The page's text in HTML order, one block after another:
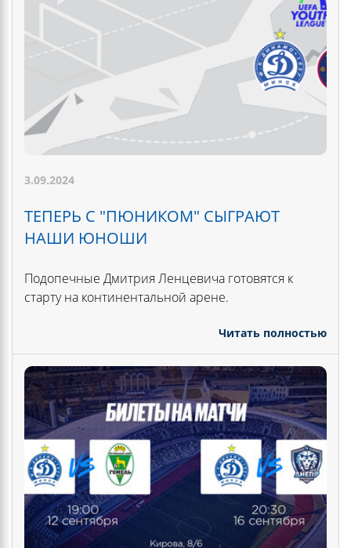
3.09.2024
ТЕПЕРЬ С "ПЮНИКОМ" СЫГРАЮТ
НАШИ ЮНОШИ
Подопечные Дмитрия Ленцевича готовятся к
старту на континентальной арене.
Читать полностью